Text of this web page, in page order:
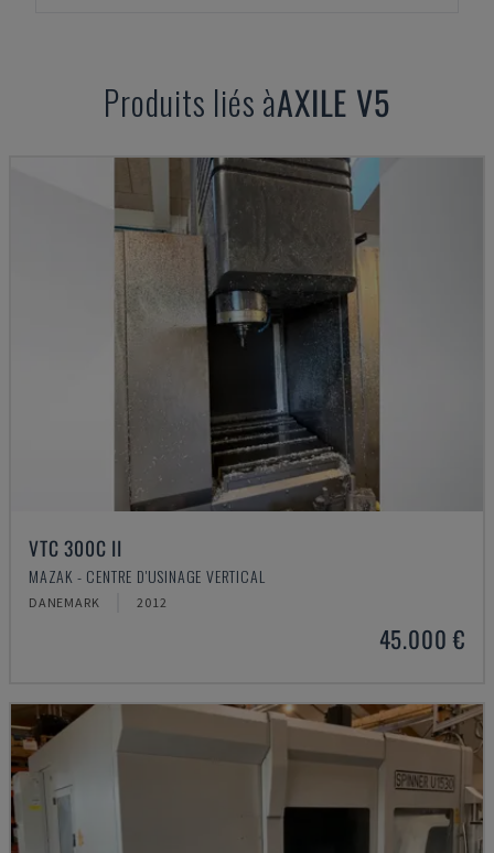
Produits liés àAXILE V5
VTC 300C II
MAZAK - CENTRE D'USINAGE VERTICAL
DANEMARK 2012
45.000 €